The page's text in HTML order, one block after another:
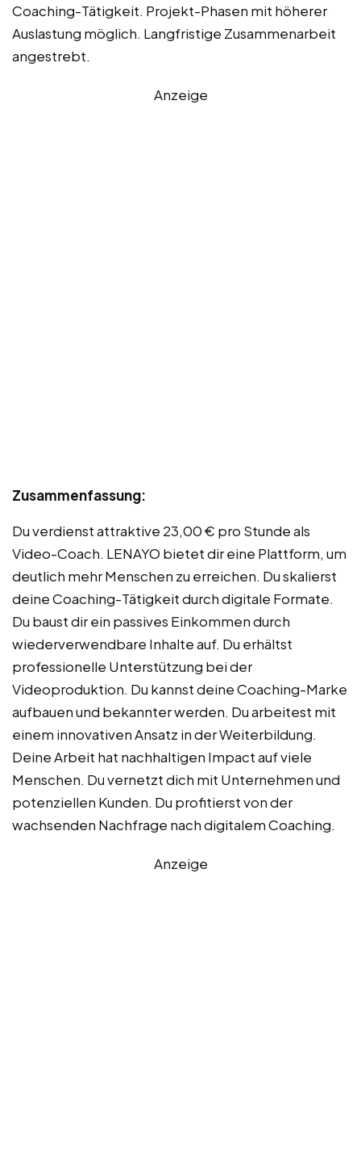
Coaching-Tätigkeit. Projekt-Phasen mit höherer
Auslastung möglich. Langfristige Zusammenarbeit
angestrebt.
Anzeige
Zusammenfassung:
Du verdienst attraktive 23,00 € pro Stunde als
Video-Coach. LENAYO bietet dir eine Plattform, um
deutlich mehr Menschen zu erreichen. Du skalierst
deine Coaching-Tätigkeit durch digitale Formate.
Du baust dir ein passives Einkommen durch
wiederverwendbare Inhalte auf. Du erhältst
professionelle Unterstützung bei der
Videoproduktion. Du kannst deine Coaching-Marke
aufbauen und bekannter werden. Du arbeitest mit
einem innovativen Ansatz in der Weiterbildung.
Deine Arbeit hat nachhaltigen Impact auf viele
Menschen. Du vernetzt dich mit Unternehmen und
potenziellen Kunden. Du profitierst von der
wachsenden Nachfrage nach digitalem Coaching.
Anzeige